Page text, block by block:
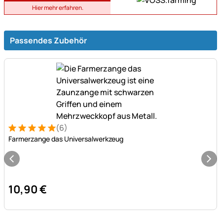
Hier mehr erfahren.
Passendes Zubehör
Bewertung: 5 von 5 (6 Bewertungen)
6 Bewertungen
(6)
Farmerzange das Universalwerkzeug
10,90€